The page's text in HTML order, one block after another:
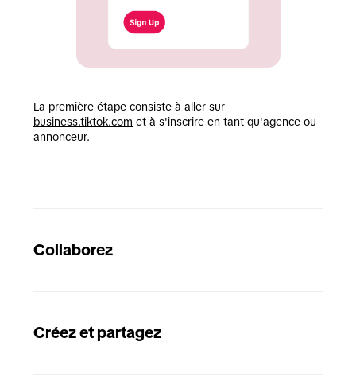
business.tiktok.com et à s'inscrire en tant qu'agence ou
annonceur.
Collaborez
Créez et partagez